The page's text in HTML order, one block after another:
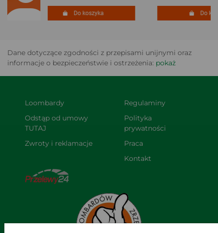
Do koszyka Do
Dane dotyczące zgodności z przepisami unijnymi oraz
informacje o bezpieczeństwie i ostrzeżenia: pokaż
Loombardy
Odstąp od umowy
TUTAJ
Zwroty i reklamacje
Regulaminy
Polityka
prywatności
Praca
Kontakt